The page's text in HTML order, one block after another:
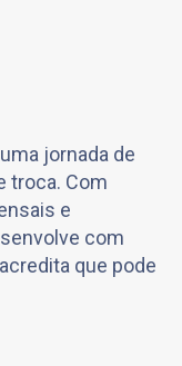
jornada de
troca. Com
e
com
que pode